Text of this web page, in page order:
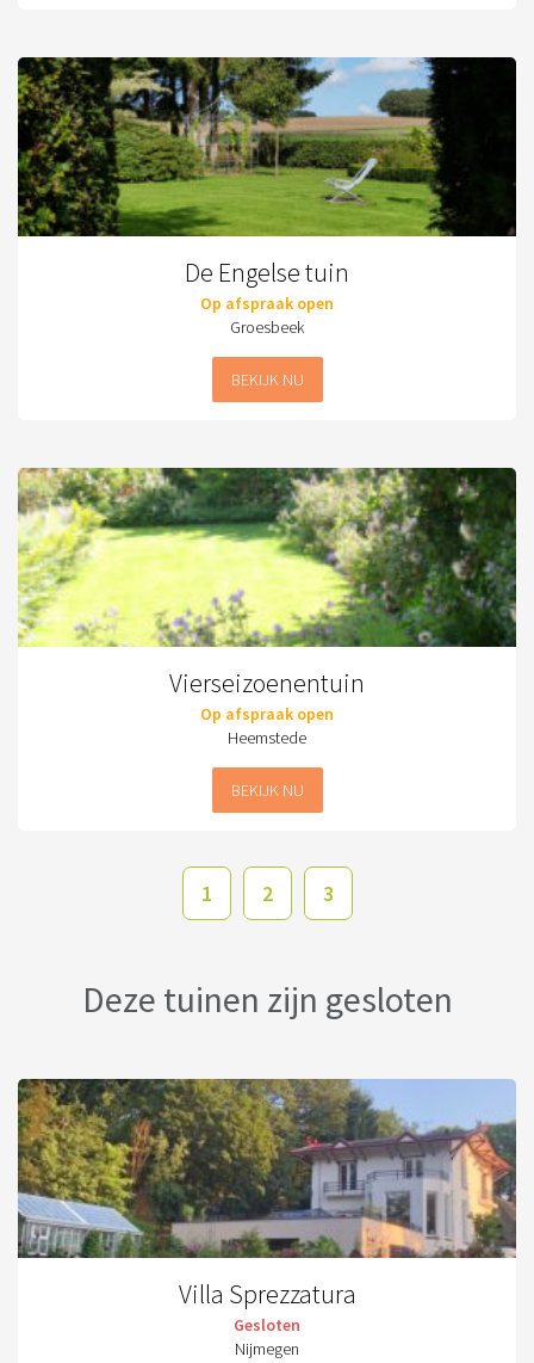
De Engelse tuin
Op afspraak open
Groesbeek
BEKIJK NU
Vierseizoenentuin
Op afspraak open
Heemstede
BEKIJK NU
1 2 3
Deze tuinen zijn gesloten
Villa Sprezzatura
Gesloten
Nijmegen